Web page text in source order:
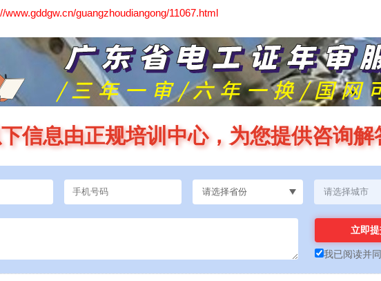
www.gddgw.cn/guangzhoudiangong/11067.html
信息由正规培训中心，为您提供咨询解
我已阅读并